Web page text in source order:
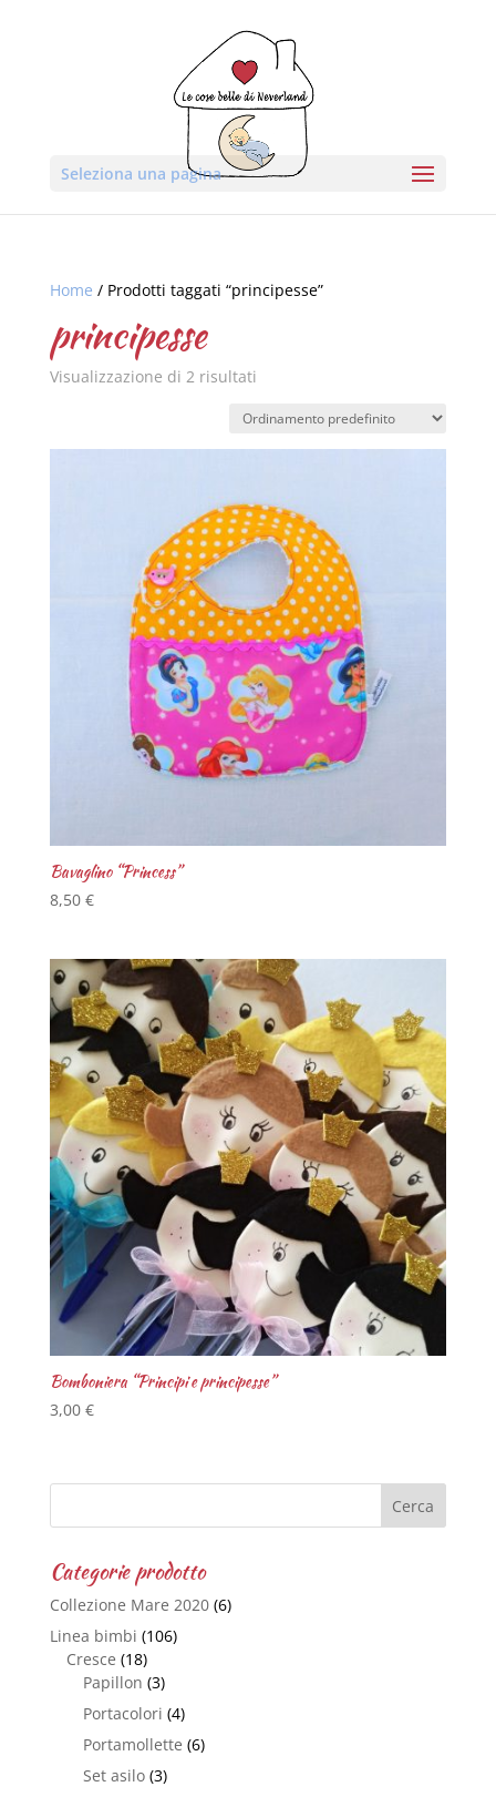
Seleziona una pagina
Home / Prodotti taggati “principesse”
principesse
Visualizzazione di 2 risultati
Bavaglino “Princess”
8,50 €
Bomboniera “Principi e principesse”
3,00 €
Categorie prodotto
Collezione Mare 2020 (6)
Linea bimbi (106)
Cresce (18)
Papillon (3)
Portacolori (4)
Portamollette (6)
Set asilo (3)